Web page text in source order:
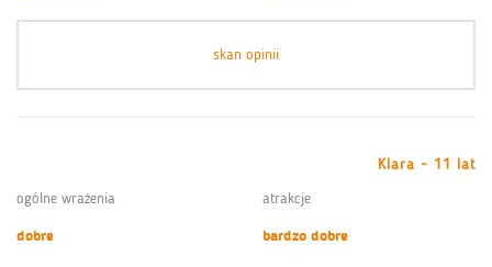
skan opinii
Klara - 11 lat
ogólne wrażenia
dobre
atrakcje
bardzo dobre